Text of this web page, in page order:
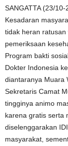
SANGATTA (23/10-
Kesadaran
tidak heran
pemeriksaan
Program bakti
Dokter Indonesia
diantaranya Muara
Sekretaris Camat
tingginya animo
karena gratis serta
diselenggarakan
masyarakat,